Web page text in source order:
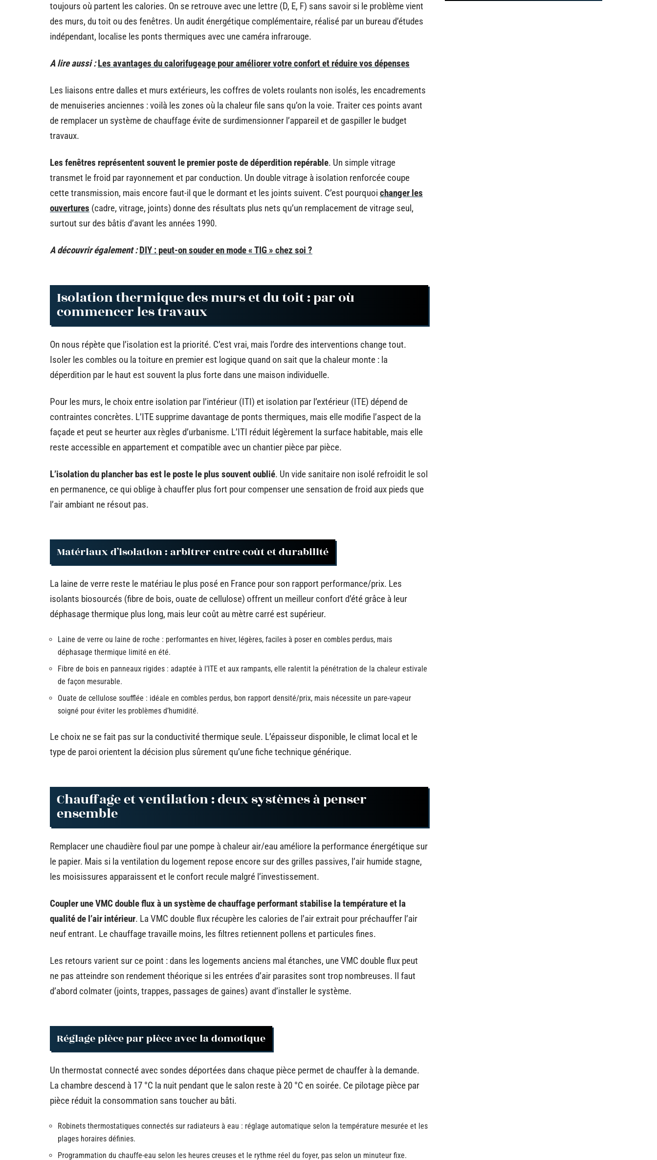
toujours où partent les calories. On se retrouve avec une lettre (D, E, F) sans savoir si le problème vient
des murs, du toit ou des fenêtres. Un audit énergétique complémentaire, réalisé par un bureau d’études
indépendant, localise les ponts thermiques avec une caméra infrarouge.
A lire aussi : Les avantages du calorifugeage pour améliorer votre confort et réduire vos dépenses
Les liaisons entre dalles et murs extérieurs, les coffres de volets roulants non isolés, les encadrements
de menuiseries anciennes : voilà les zones où la chaleur file sans qu’on la voie. Traiter ces points avant
de remplacer un système de chauffage évite de surdimensionner l’appareil et de gaspiller le budget
travaux.
Les fenêtres représentent souvent le premier poste de déperdition repérable. Un simple vitrage
transmet le froid par rayonnement et par conduction. Un double vitrage à isolation renforcée coupe
cette transmission, mais encore faut-il que le dormant et les joints suivent. C’est pourquoi changer les
ouvertures (cadre, vitrage, joints) donne des résultats plus nets qu’un remplacement de vitrage seul,
surtout sur des bâtis d’avant les années 1990.
A découvrir également : DIY : peut-on souder en mode « TIG » chez soi ?
Isolation thermique des murs et du toit : par où
commencer les travaux
On nous répète que l’isolation est la priorité. C’est vrai, mais l’ordre des interventions change tout.
Isoler les combles ou la toiture en premier est logique quand on sait que la chaleur monte : la
déperdition par le haut est souvent la plus forte dans une maison individuelle.
Pour les murs, le choix entre isolation par l’intérieur (ITI) et isolation par l’extérieur (ITE) dépend de
contraintes concrètes. L’ITE supprime davantage de ponts thermiques, mais elle modifie l’aspect de la
façade et peut se heurter aux règles d’urbanisme. L’ITI réduit légèrement la surface habitable, mais elle
reste accessible en appartement et compatible avec un chantier pièce par pièce.
L’isolation du plancher bas est le poste le plus souvent oublié. Un vide sanitaire non isolé refroidit le sol
en permanence, ce qui oblige à chauffer plus fort pour compenser une sensation de froid aux pieds que
l’air ambiant ne résout pas.
Matériaux d’isolation : arbitrer entre coût et durabilité
La laine de verre reste le matériau le plus posé en France pour son rapport performance/prix. Les
isolants biosourcés (fibre de bois, ouate de cellulose) offrent un meilleur confort d’été grâce à leur
déphasage thermique plus long, mais leur coût au mètre carré est supérieur.
Laine de verre ou laine de roche : performantes en hiver, légères, faciles à poser en combles perdus, mais
déphasage thermique limité en été.
Fibre de bois en panneaux rigides : adaptée à l’ITE et aux rampants, elle ralentit la pénétration de la chaleur estivale
de façon mesurable.
Ouate de cellulose soufflée : idéale en combles perdus, bon rapport densité/prix, mais nécessite un pare-vapeur
soigné pour éviter les problèmes d’humidité.
Le choix ne se fait pas sur la conductivité thermique seule. L’épaisseur disponible, le climat local et le
type de paroi orientent la décision plus sûrement qu’une fiche technique générique.
Chauffage et ventilation : deux systèmes à penser
ensemble
Remplacer une chaudière fioul par une pompe à chaleur air/eau améliore la performance énergétique sur
le papier. Mais si la ventilation du logement repose encore sur des grilles passives, l’air humide stagne,
les moisissures apparaissent et le confort recule malgré l’investissement.
Coupler une VMC double flux à un système de chauffage performant stabilise la température et la
qualité de l’air intérieur. La VMC double flux récupère les calories de l’air extrait pour préchauffer l’air
neuf entrant. Le chauffage travaille moins, les filtres retiennent pollens et particules fines.
Les retours varient sur ce point : dans les logements anciens mal étanches, une VMC double flux peut
ne pas atteindre son rendement théorique si les entrées d’air parasites sont trop nombreuses. Il faut
d’abord colmater (joints, trappes, passages de gaines) avant d’installer le système.
Réglage pièce par pièce avec la domotique
Un thermostat connecté avec sondes déportées dans chaque pièce permet de chauffer à la demande.
La chambre descend à 17 °C la nuit pendant que le salon reste à 20 °C en soirée. Ce pilotage pièce par
pièce réduit la consommation sans toucher au bâti.
Robinets thermostatiques connectés sur radiateurs à eau : réglage automatique selon la température mesurée et les
plages horaires définies.
Programmation du chauffe-eau selon les heures creuses et le rythme réel du foyer, pas selon un minuteur fixe.